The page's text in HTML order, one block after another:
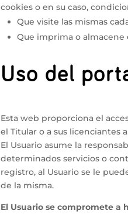
cookies o en su caso,
Que visite las mismas
Que imprima o almacene
Uso del
Esta web proporciona el
el Titular o a sus licenciantes
El Usuario asume la
determinados servicios o
registro, al Usuario se le
de la misma.
El Usuario se compromete a